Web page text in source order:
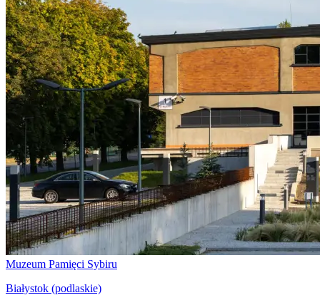
Muzeum Pamięci Sybiru
Białystok (podlaskie)